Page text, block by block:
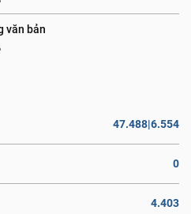
văn bản
47.488|6.554
0
4.403